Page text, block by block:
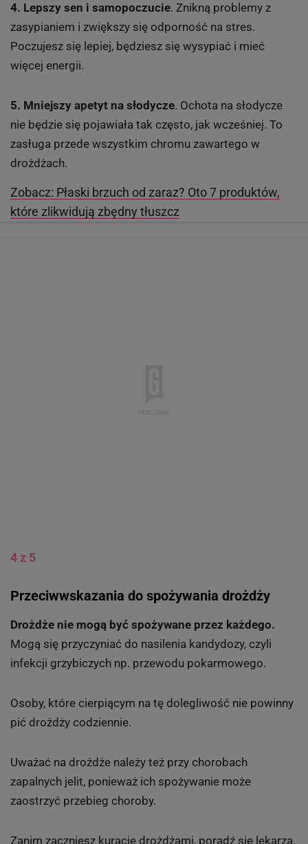
4. Lepszy sen i samopoczucie. Znikną problemy z
zasypianiem i zwiększy się odporność na stres.
Poczujesz się lepiej, będziesz się wysypiać i mieć
więcej energii.
5. Mniejszy apetyt na słodycze. Ochota na słodycze
nie będzie się pojawiała tak często, jak wcześniej. To
zasługa przede wszystkim chromu zawartego w
drożdżach.
Zobacz: Płaski brzuch od zaraz? Oto 7 produktów,
które zlikwidują zbędny tłuszcz
4 z 5
Przeciwwskazania do spożywania drożdży
Drożdże nie mogą być spożywane przez każdego.
Mogą się przyczyniać do nasilenia kandydozy, czyli
infekcji grzybiczych np. przewodu pokarmowego.
Osoby, które cierpiącym na tę dolegliwość nie powinny
pić drożdży codziennie.
Uważać na drożdże należy też przy chorobach
zapalnych jelit, ponieważ ich spożywanie może
zaostrzyć przebieg choroby.
Zanim zaczniesz kurację drożdżami, poradź się lekarza.